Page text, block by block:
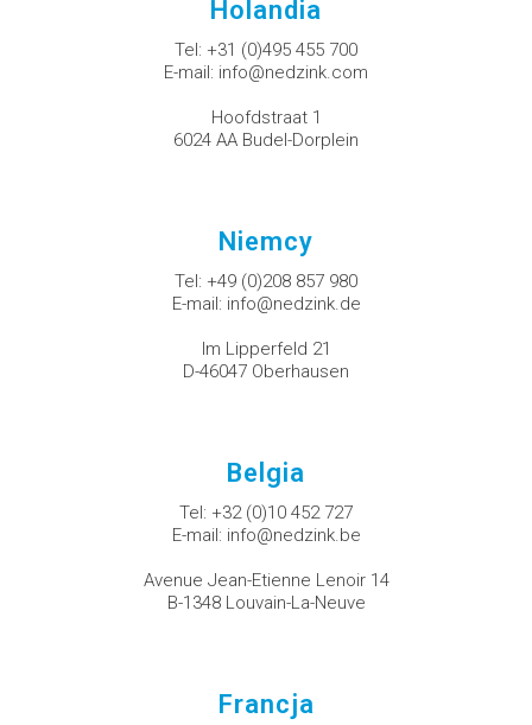
Holandia
Tel: +31 (0)495 455 700
E-mail: info@nedzink.com
Hoofdstraat 1
6024 AA Budel-Dorplein
Niemcy
Tel: +49 (0)208 857 980
E-mail: info@nedzink.de
Im Lipperfeld 21
D-46047 Oberhausen
Belgia
Tel: +32 (0)10 452 727
E-mail: info@nedzink.be
Avenue Jean-Etienne Lenoir 14
B-1348 Louvain-La-Neuve
Francja